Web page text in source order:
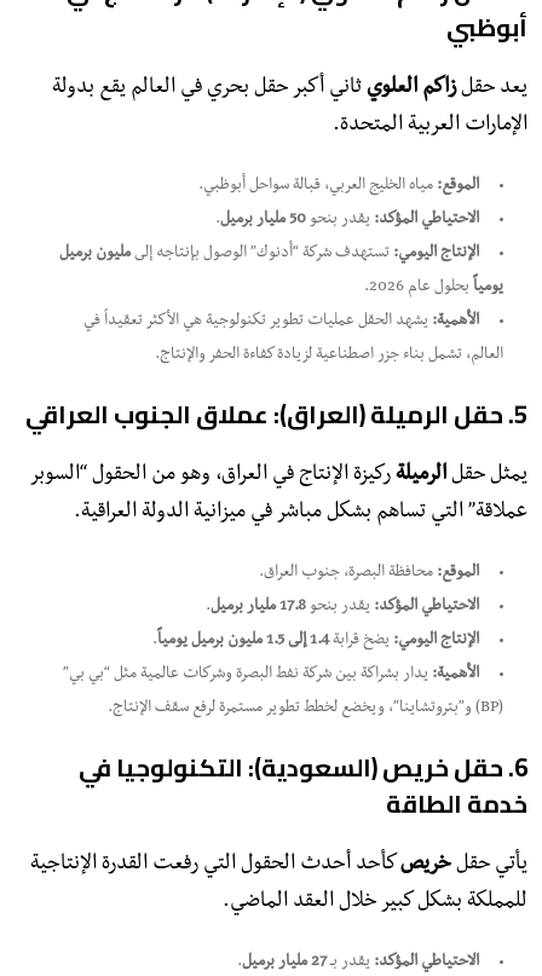
أبوظبي
​يعد حقلزاكم العلويثاني أكبر حقل بحري في العالم يقع بدولة
الإمارات العربية المتحدة.
الموقع: مياه الخليج العربي، قبالة سواحل أبوظبي.
الاحتياطي المؤكد: يقدر بنحو 50 مليار برميل
.
الإنتاج اليومي: تستهدف شركة “أدنوك” الوصول بإنتاجه إلىمليون برميل
يومياً بحلول عام 2026.
الأهمية: يشهد الحقل عمليات تطوير تكنولوجية هي الأكثر تعقيداً في
العالم، تشمل بناء جزر اصطناعية لزيادة كفاءة الحفر والإنتاج.
​5. حقل الرميلة (العراق): عملاق الجنوب العراقي
​يمثل حقلالرميلةركيزة الإنتاج في العراق، وهو من الحقول “السوبر
عملاقة” التي تساهم بشكل مباشر في ميزانية الدولة العراقية.
الموقع: محافظة البصرة، جنوب العراق.
الاحتياطي المؤكد: يقدر بنحو 17.8 مليار برميل
.
الإنتاج اليومي: يضخ قرابة1.4 إلى 1.5 مليون برميل يومياً
.
الأهمية: يدار بشراكة بين شركة نفط البصرة وشركات عالمية مثل “بي بي”
(BP) و”بتروتشاينا”، ويخضع لخطط تطوير مستمرة لرفع سقف الإنتاج.
​6. حقل خريص (السعودية): التكنولوجيا في
خدمة الطاقة
​يأتي حقلخريص كأحد أحدث الحقول التي رفعت القدرة الإنتاجية
للمملكة بشكل كبير خلال العقد الماضي.
الاحتياطي المؤكد: يقدر بـ27 مليار برميل
.